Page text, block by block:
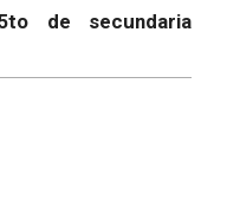
de secundaria